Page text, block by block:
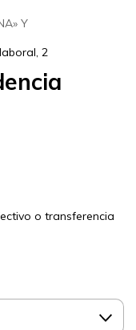
Y
2
o transferencia